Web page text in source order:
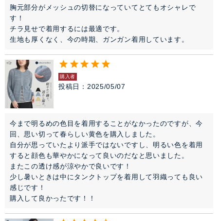
胸元部分がメッシュの切替になっていてとてもオシャレで
す！
チラ見せで着用するには最適です。
生地も厚くなく、今の時期、ガンガン着用しています。
購入者
投稿日 2025/05/07
今まで明るめの色目を着用することがなかったのですが、今
回、思い切って春らしい黄色を購入しました。
自分が思っていたより派手ではないですし、明るい色を着用
すると顔色も華やかになって良いのだなと思いました。
またこの透け感が涼やかで良いです！
少し暑いときは中にタンクトップを着用して羽織っても良い
感じです！
購入して良かったです！！